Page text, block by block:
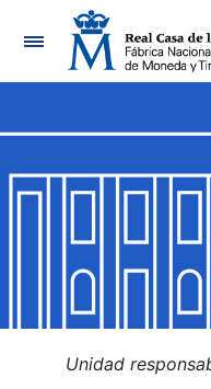
Mostrar/Ocultar
Mostrar/Ocultar
Mostrar/Ocultar
Unidad